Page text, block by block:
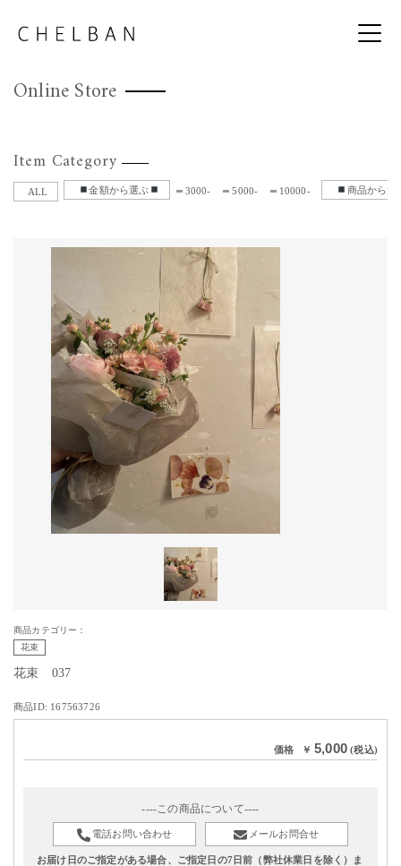
Online Store
Item Category
ALL 金額から選ぶ 3000- 5000- 10000- 商品から選
商品カテゴリー：
花束
花束 037
商品ID: 167563726
価格 ￥ 5,000 (税込)
----この商品について----
電話お問い合わせ メールお問合せ
お届け日のご指定がある場合、ご指定日の7日前（弊社休業日を除く）ま